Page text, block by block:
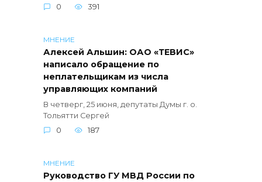
0
391
МНЕНИЕ
Алексей Альшин: ОАО «ТЕВИС»
написало обращение по
неплательщикам из числа
управляющих компаний
В четверг, 25 июня, депутаты Думы г. о.
Тольятти Сергей
0
187
МНЕНИЕ
Руководство ГУ МВД России по